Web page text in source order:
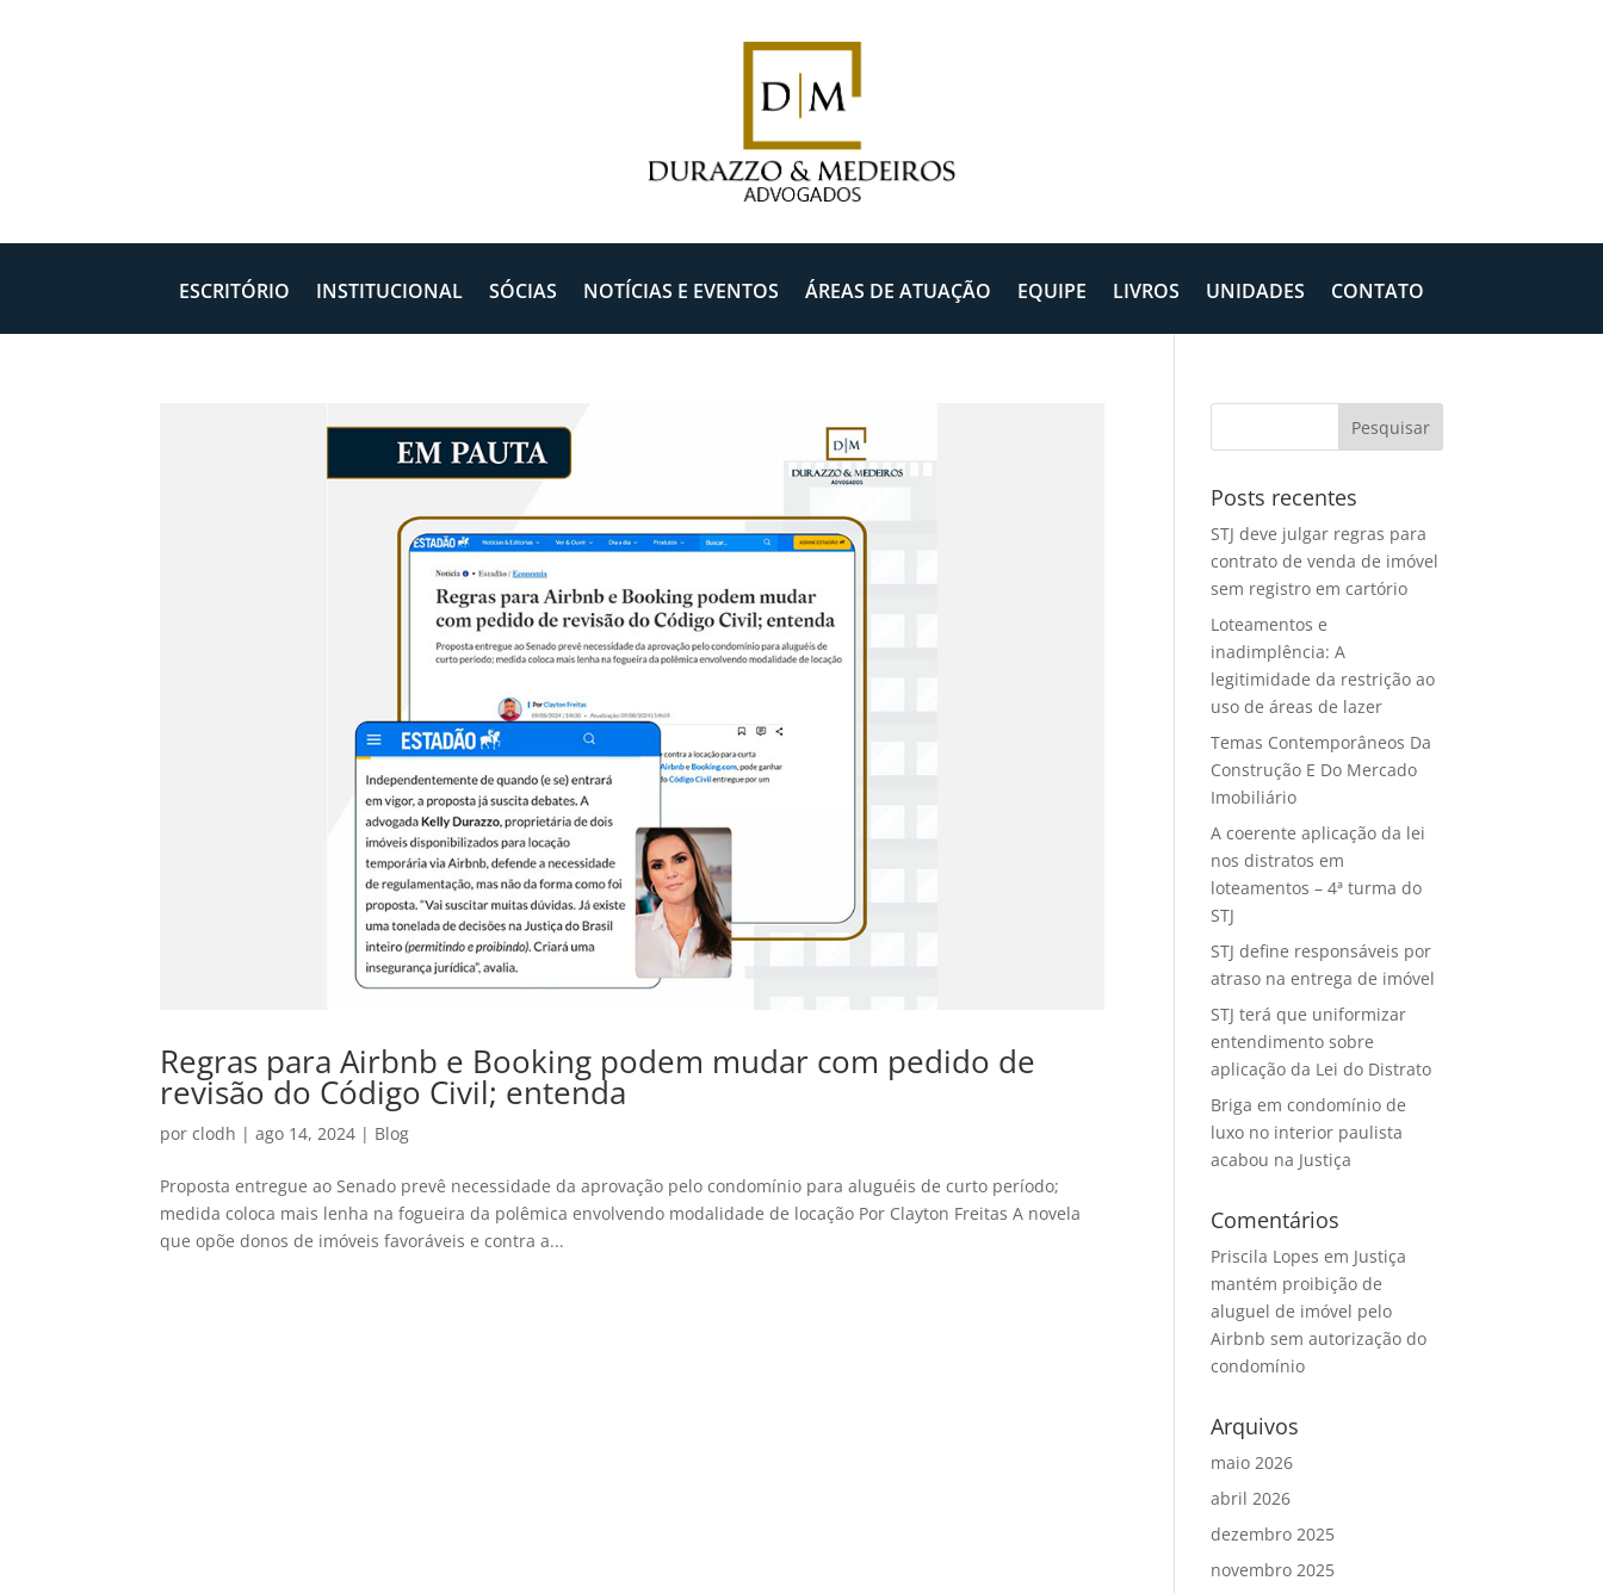
ESCRITÓRIO INSTITUCIONAL SÓCIAS NOTÍCIAS E EVENTOS ÁREAS DE ATUAÇÃO EQUIPE LIVROS UNIDADES CONTATO
Regras para Airbnb e Booking podem mudar com pedido de
revisão do Código Civil; entenda
porclodh |ago 14, 2024 | Blog
Proposta entregue ao Senado prevê necessidade da aprovação pelo condomínio para aluguéis de curto período;
medida coloca mais lenha na fogueira da polêmica envolvendo modalidade de locação Por Clayton Freitas A novela
que opõe donos de imóveis favoráveis e contra a...
Posts recentes
STJ deve julgar regras para
contrato de venda de imóvel
sem registro em cartório
Loteamentos e
inadimplência: A
legitimidade da restrição ao
uso de áreas de lazer
Temas Contemporâneos Da
Construção E Do Mercado
Imobiliário
A coerente aplicação da lei
nos distratos em
loteamentos – 4ª turma do
STJ
STJ define responsáveis por
atraso na entrega de imóvel
STJ terá que uniformizar
entendimento sobre
aplicação da Lei do Distrato
Briga em condomínio de
luxo no interior paulista
acabou na Justiça
Comentários
Priscila Lopes em Justiça
mantém proibição de
aluguel de imóvel pelo
Airbnb sem autorização do
condomínio
Arquivos
maio 2026
abril 2026
dezembro 2025
novembro 2025